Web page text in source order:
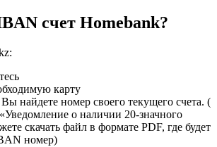
счет Homebank?
карту
найдете номер своего текущего счета. (
о наличии 20-значного
скачать файл в формате PDF, где будет
номер)